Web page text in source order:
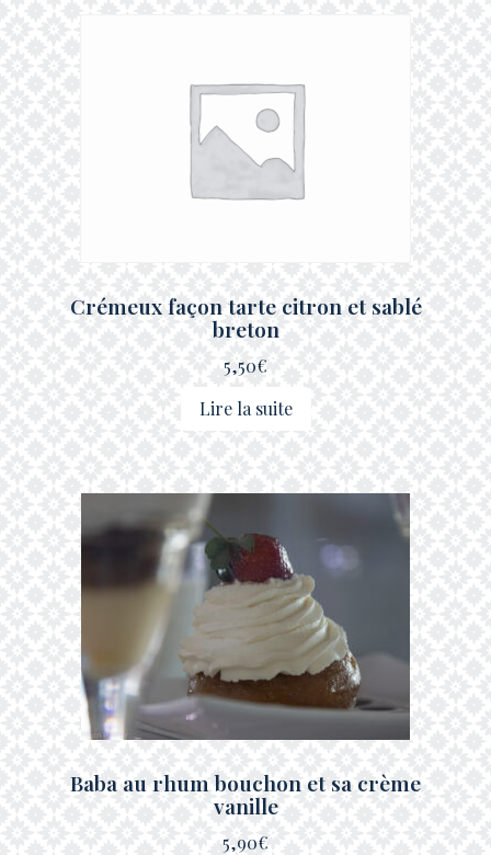
Crémeux façon tarte citron et sablé
breton
5,50€
Lire la suite
Baba au rhum bouchon et sa crème
vanille
5,90€